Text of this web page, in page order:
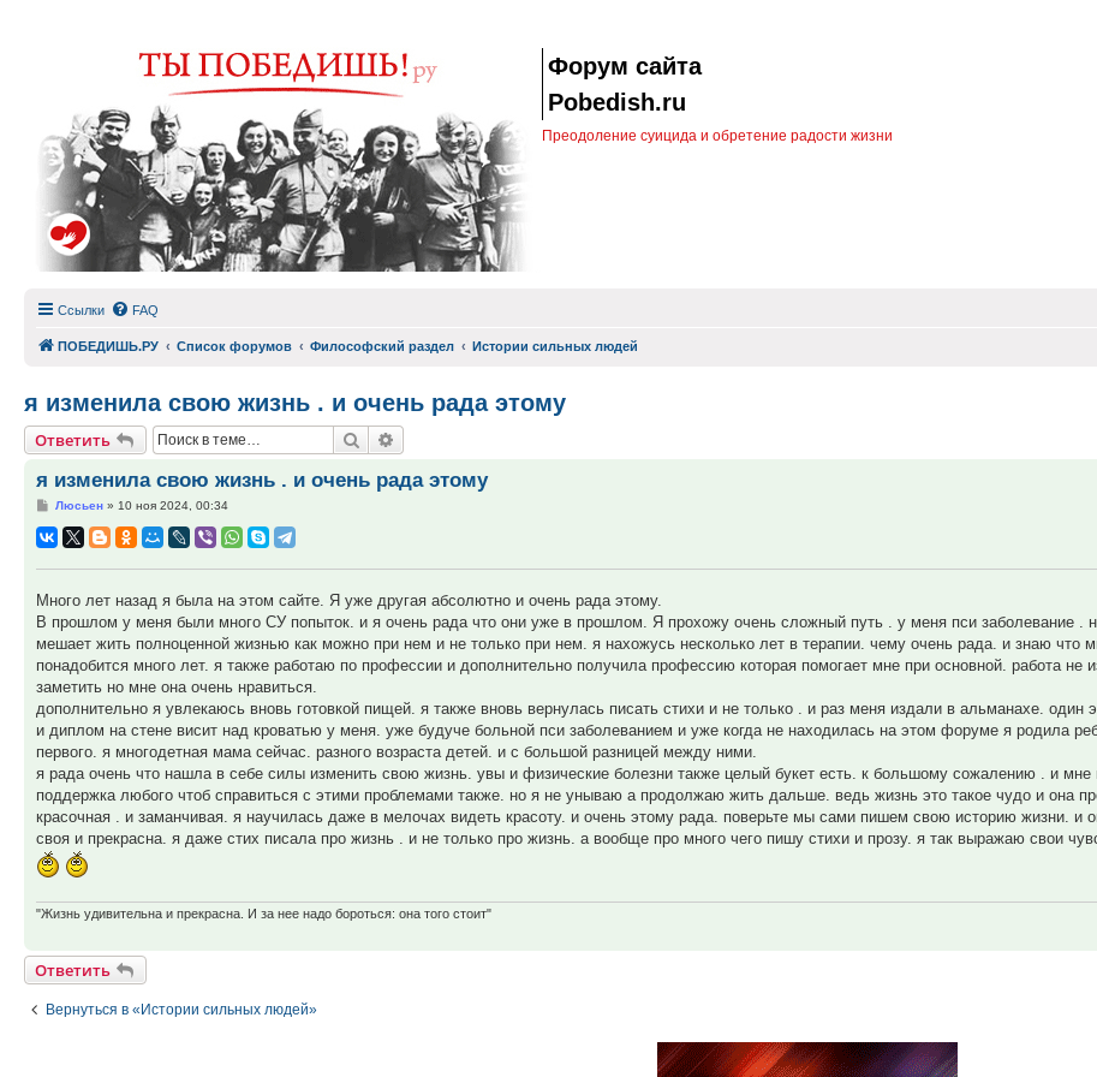
Форум сайта
Pobedish.ru
Преодоление суицида и обретение радости жизни
Ссылки FAQ
ПОБЕДИШЬ.РУ Список форумов Философский раздел Истории сильных людей
я изменила свою жизнь . и очень рада этому
Ответить Поиск
я изменила свою жизнь . и очень рада этому
Сообщение
Люсьен» 10 ноя 2024, 00:34
Много лет назад я была на этом сайте. Я уже другая абсолютно и очень рада этому.
В прошлом у меня были много СУ попыток. и я очень рада что они уже в прошлом. Я прохожу очень сложный путь . у меня пси заболевание .
мешает жить полноценной жизнью как можно при нем и не только при нем. я нахожусь несколько лет в терапии. чему очень рада. и знаю что
понадобится много лет. я также работаю по профессии и дополнительно получила профессию которая помогает мне при основной. работа не
заметить но мне она очень нравиться.
дополнительно я увлекаюсь вновь готовкой пищей. я также вновь вернулась писать стихи и не только . и раз меня издали в альманахе. один
и диплом на стене висит над кроватью у меня. уже будуче больной пси заболеванием и уже когда не находилась на этом форуме я родила
первого. я многодетная мама сейчас. разного возраста детей. и с большой разницей между ними.
я рада очень что нашла в себе силы изменить свою жизнь. увы и физические болезни также целый букет есть. к большому сожалению . и мне
поддержка любого чтоб справиться с этими проблемами также. но я не унываю а продолжаю жить дальше. ведь жизнь это такое чудо и она
красочная . и заманчивая. я научилась даже в мелочах видеть красоту. и очень этому рада. поверьте мы сами пишем свою историю жизни. и
своя и прекрасна. я даже стих писала про жизнь . и не только про жизнь. а вообще про много чего пишу стихи и прозу. я так выражаю свои
"Жизнь удивительна и прекрасна. И за нее надо бороться: она того стоит"
Ответить
Вернуться в «Истории сильных людей»